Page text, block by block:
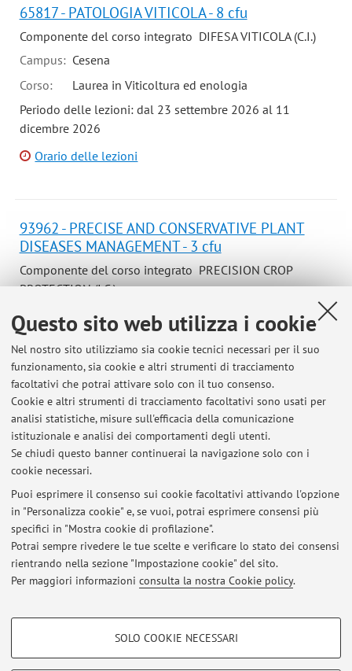
Questo sito web utilizza i cookie
Nel nostro sito utilizziamo sia cookie tecnici necessari per il suo
funzionamento, sia cookie e altri strumenti di tracciamento
facoltativi che potrai attivare solo con il tuo consenso.
Cookie e altri strumenti di tracciamento facoltativi sono usati per
analisi statistiche, misure sull'efficacia della comunicazione
istituzionale e analisi dei comportamenti degli utenti.
Se chiudi questo banner continuerai la navigazione solo con i
cookie necessari.
Puoi esprimere il consenso sui cookie facoltativi attivando l'opzione
in "Personalizza cookie" e, se vuoi, potrai esprimere consensi più
specifici in "Mostra cookie di profilazione".
Potrai sempre rivedere le tue scelte e verificare lo stato dei consensi
rientrando nella sezione "Impostazione cookie" del sito.
Per maggiori informazioni consulta la nostra Cookie policy.
COOKIE DI PROFILAZIONE - FACOLTATIVI
SOLO COOKIE NECESSARI
65817 - PATOLOGIA VITICOLA - 8 cfu
Componente del corso integrato DIFESA VITICOLA (C.I.)
Campus: Cesena
Corso:
Laurea in Viticoltura ed enologia
Periodo delle lezioni: dal 23 settembre 2026 al 11
dicembre 2026
Orario delle lezioni
93962 - PRECISE AND CONSERVATIVE PLANT
DISEASES MANAGEMENT - 3 cfu
Componente del corso integrato PRECISION CROP
PROTECTION (I.C.)
Campus:
Bologna
Corso:
Agriculture
Periodo delle lezioni: dal 22 settembre 2026 al 24
novembre 2026
Orario delle lezioni
Ultimi avvisi
Al momento non sono presenti avvisi.
Area riservata